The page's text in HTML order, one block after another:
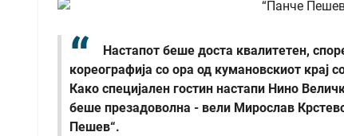
Настапот беше доста квалитетен,
кореографија со ора од кумановскиот крај
Како специјален гостин настапи Нино
беше презадоволна - вели Мирослав
Пешев“.